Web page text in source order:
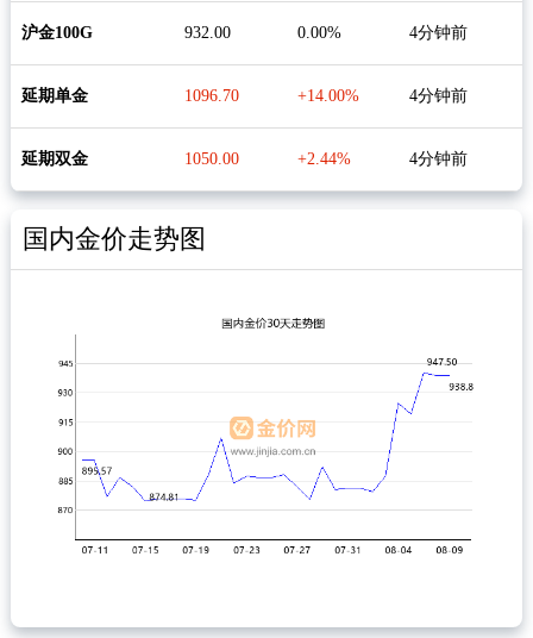
沪金100G 932.00 0.00% 4分钟前
延期单金 1096.70 +14.00% 4分钟前
延期双金 1050.00 +2.44% 4分钟前
国内金价走势图